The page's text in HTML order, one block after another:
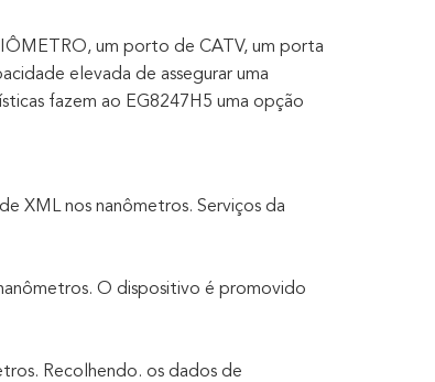
um porto de CATV, um porta
elevada de assegurar uma
fazem ao EG8247H5 uma opção
XML nos nanômetros. Serviços da
O dispositivo é promovido
Recolhendo. os dados de